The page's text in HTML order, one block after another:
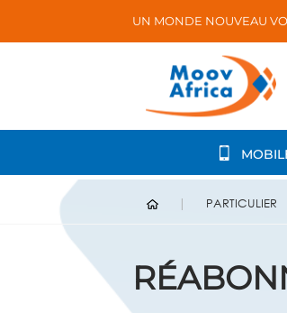
UN MONDE NOUVEAU
PARTICULIER